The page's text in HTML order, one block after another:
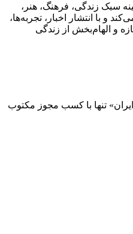
از سال ۱۳۹۵ در زمینه سبک زندگی، فرهنگ، هنر،
و با انتشار اخبار، تجربه‌ها،
و الهام‌بخش از زندگی
تنها با کسب مجوز مکتوب